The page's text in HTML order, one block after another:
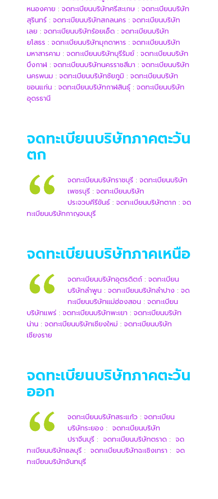
หนองคาย : จดทะเบียนบริษัทศรีสะเกษ : จดทะเบียนบริษัท
สุรินทร์: จดทะเบียนบริษัทสกลนคร : จดทะเบียนบริษัท
เลย : จดทะเบียนบริษัทร้อยเอ็ด : จดทะเบียนบริษัท
ยโสธร : จดทะเบียนบริษัทมุกดาหาร : จดทะเบียนบริษัท
มหาสารคาม : จดทะเบียนบริษัทบุรีรัมย์: จดทะเบียนบริษัท
บึงกาฬ : จดทะเบียนบริษัทนครราชสีมา : จดทะเบียนบริษัท
นครพนม : จดทะเบียนบริษัทชัยภูมิ : จดทะเบียนบริษัท
ขอนแก่น : จดทะเบียนบริษัทกาฬสินธุ์: จดทะเบียนบริษัท
อุดรธานี
จดทะเบียนบริษัทภาคตะวัน
ตก
จดทะเบียนบริษัทราชบุรี : จดทะเบียนบริษัท
เพชรบุรี : จดทะเบียนบริษัท
ประจวบคีรีขันธ์: จดทะเบียนบริษัทตาก : จด
ทะเบียนบริษัทกาญจนบุรี
จดทะเบียนบริษัทภาคเหนือ
จดทะเบียนบริษัทอุตรดิตถ์: จดทะเบียน
บริษัทลำพูน : จดทะเบียนบริษัทลำปาง : จด
ทะเบียนบริษัทแม่ฮ่องสอน : จดทะเบียน
บริษัทแพร่ : จดทะเบียนบริษัทพะเยา : จดทะเบียนบริษัท
น่าน : จดทะเบียนบริษัทเชียงใหม่ : จดทะเบียนบริษัท
เชียงราย
จดทะเบียนบริษัทภาคตะวัน
ออก
จดทะเบียนบริษัทสระแก้ว : จดทะเบียน
บริษัทระยอง : จดทะเบียนบริษัท
ปราจีนบุรี : จดทะเบียนบริษัทตราด : จด
ทะเบียนบริษัทชลบุรี : จดทะเบียนบริษัทฉะเชิงเทรา : จด
ทะเบียนบริษัทจันทบุรี